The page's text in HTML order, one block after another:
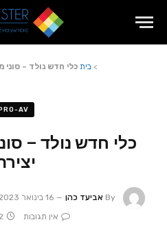
>בית כלי חדש נולד – סוני
AV
כלי חדש נולד –
By אביעד כהן 16 בינואר 2023
אין תגובות